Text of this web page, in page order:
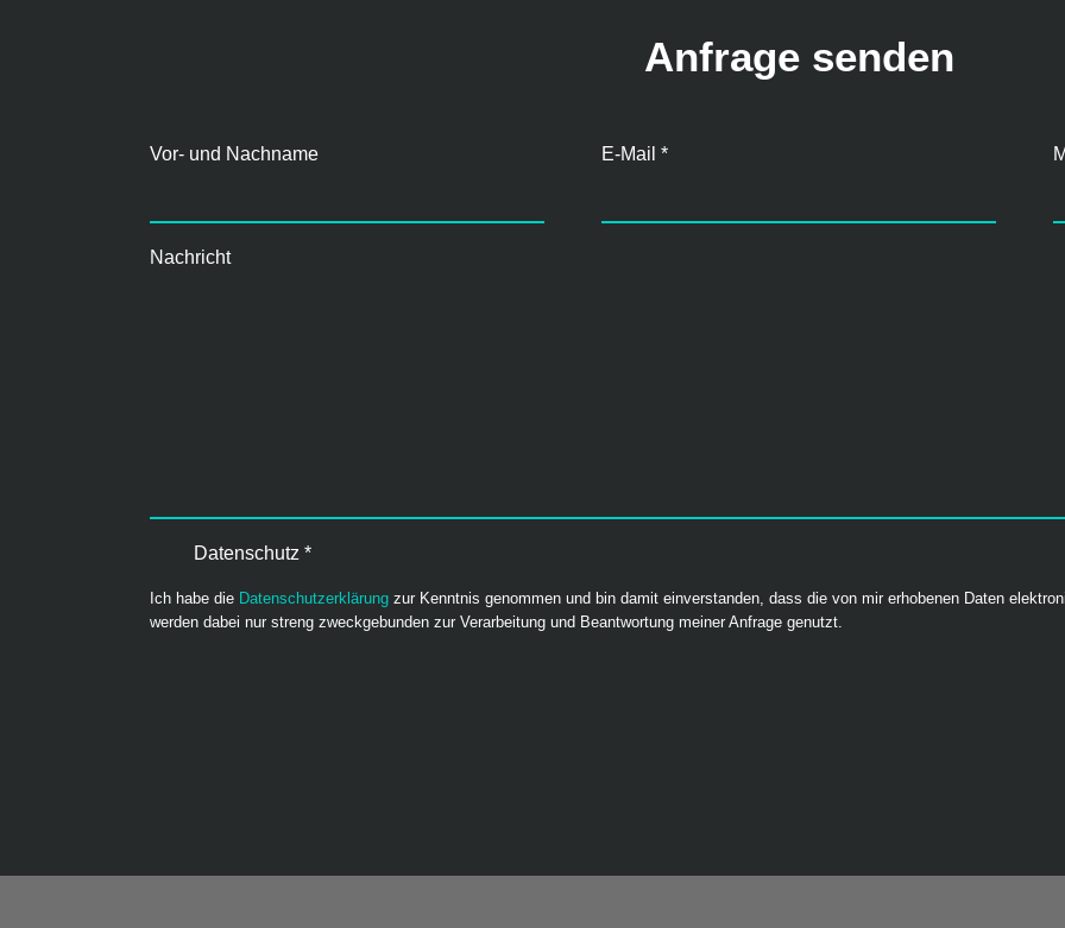
Anfrage senden
Vor- und Nachname E-Mail *
Nachricht
Datenschutz *
Ich habe die Datenschutzerklärung zur Kenntnis genommen und bin damit einverstanden, dass die von mir erhobenen Daten
werden dabei nur streng zweckgebunden zur Verarbeitung und Beantwortung meiner Anfrage genutzt.